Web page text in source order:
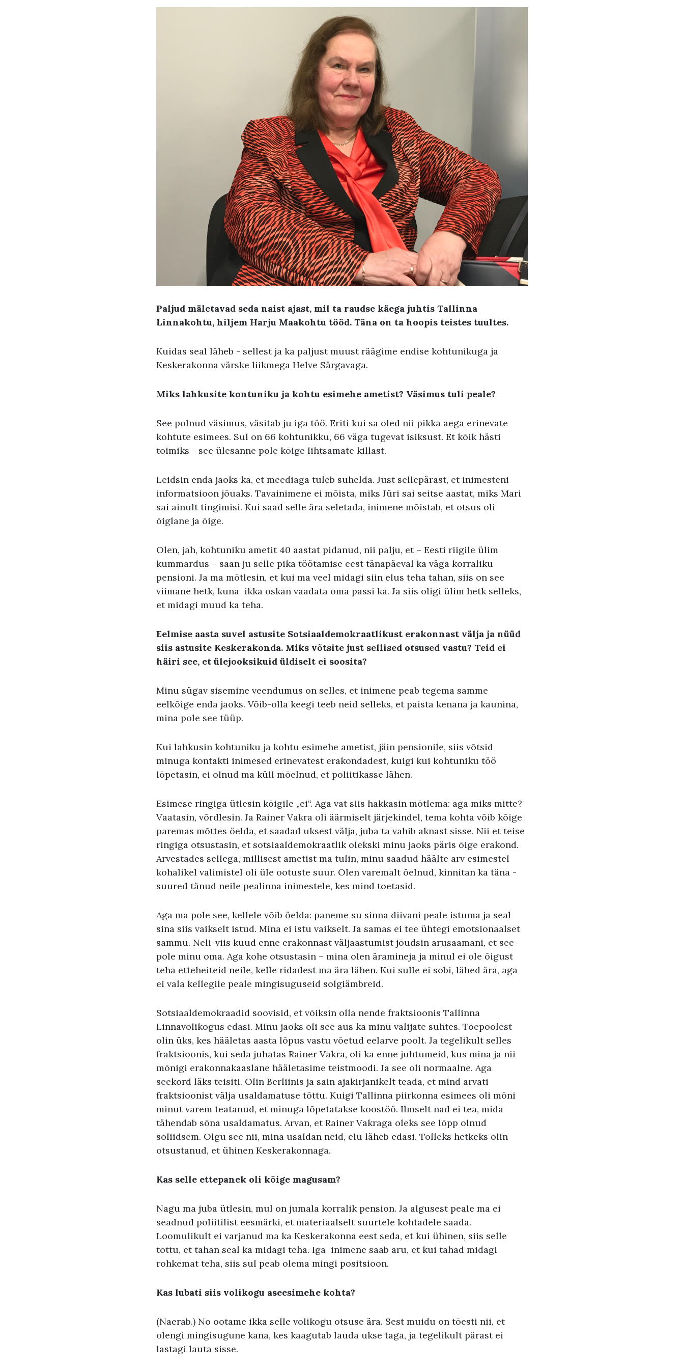
Paljud mäletavad seda naist ajast, mil ta raudse käega juhtis Tallinna
Linnakohtu, hiljem Harju Maakohtu tööd. Täna on ta hoopis teistes tuultes.
Kuidas seal läheb - sellest ja ka paljust muust räägime endise kohtunikuga ja
Keskerakonna värske liikmega Helve Särgavaga.
Miks lahkusite kontuniku ja kohtu esimehe ametist? Väsimus tuli peale?
See polnud väsimus, väsitab ju iga töö. Eriti kui sa oled nii pikka aega erinevate
kohtute esimees. Sul on 66 kohtunikku, 66 väga tugevat isiksust. Et kõik hästi
toimiks - see ülesanne pole kõige lihtsamate killast.
Leidsin enda jaoks ka, et meediaga tuleb suhelda. Just sellepärast, et inimesteni
informatsioon jõuaks. Tavainimene ei mõista, miks Jüri sai seitse aastat, miks Mari
sai ainult tingimisi. Kui saad selle ära seletada, inimene mõistab, et otsus oli
õiglane ja õige.
Olen, jah, kohtuniku ametit 40 aastat pidanud, nii palju, et – Eesti riigile ülim
kummardus – saan ju selle pika töötamise eest tänapäeval ka väga korraliku
pensioni. Ja ma mõtlesin, et kui ma veel midagi siin elus teha tahan, siis on see
viimane hetk, kuna ikka oskan vaadata oma passi ka. Ja siis oligi ülim hetk selleks,
et midagi muud ka teha.
Eelmise aasta suvel astusite Sotsiaaldemokraatlikust erakonnast välja ja nüüd
siis astusite Keskerakonda. Miks võtsite just sellised otsused vastu? Teid ei
häiri see, et ülejooksikuid üldiselt ei soosita?
Minu sügav sisemine veendumus on selles, et inimene peab tegema samme
eelkõige enda jaoks. Võib-olla keegi teeb neid selleks, et paista kenana ja kaunina,
mina pole see tüüp.
Kui lahkusin kohtuniku ja kohtu esimehe ametist, jäin pensionile, siis võtsid
minuga kontakti inimesed erinevatest erakondadest, kuigi kui kohtuniku töö
lõpetasin, ei olnud ma küll mõelnud, et poliitikasse lähen.
Esimese ringiga ütlesin kõigile „ei“. Aga vat siis hakkasin mõtlema: aga miks mitte?
Vaatasin, võrdlesin. Ja Rainer Vakra oli äärmiselt järjekindel, tema kohta võib kõige
paremas mõttes öelda, et saadad uksest välja, juba ta vahib aknast sisse. Nii et teise
ringiga otsustasin, et sotsiaaldemokraatlik olekski minu jaoks päris õige erakond.
Arvestades sellega, millisest ametist ma tulin, minu saadud häälte arv esimestel
kohalikel valimistel oli üle ootuste suur. Olen varemalt öelnud, kinnitan ka täna -
suured tänud neile pealinna inimestele, kes mind toetasid.
Aga ma pole see, kellele võib öelda: paneme su sinna diivani peale istuma ja seal
sina siis vaikselt istud. Mina ei istu vaikselt. Ja samas ei tee ühtegi emotsionaalset
sammu. Neli-viis kuud enne erakonnast väljaastumist jõudsin arusaamani, et see
pole minu oma. Aga kohe otsustasin – mina olen äramineja ja minul ei ole õigust
teha etteheiteid neile, kelle ridadest ma ära lähen. Kui sulle ei sobi, lähed ära, aga
ei vala kellegile peale mingisuguseid solgiämbreid.
Sotsiaaldemokraadid soovisid, et võiksin olla nende fraktsioonis Tallinna
Linnavolikogus edasi. Minu jaoks oli see aus ka minu valijate suhtes. Tõepoolest
olin üks, kes hääletas aasta lõpus vastu võetud eelarve poolt. Ja tegelikult selles
fraktsioonis, kui seda juhatas Rainer Vakra, oli ka enne juhtumeid, kus mina ja nii
mõnigi erakonnakaaslane hääletasime teistmoodi. Ja see oli normaalne. Aga
seekord läks teisiti. Olin Berliinis ja sain ajakirjanikelt teada, et mind arvati
fraktsioonist välja usaldamatuse tõttu. Kuigi Tallinna piirkonna esimees oli mõni
minut varem teatanud, et minuga lõpetatakse koostöö. Ilmselt nad ei tea, mida
tähendab sõna usaldamatus. Arvan, et Rainer Vakraga oleks see lõpp olnud
soliidsem. Olgu see nii, mina usaldan neid, elu läheb edasi. Tolleks hetkeks olin
otsustanud, et ühinen Keskerakonnaga.
Kas selle ettepanek oli kõige magusam?
Nagu ma juba ütlesin, mul on jumala korralik pension. Ja algusest peale ma ei
seadnud poliitilist eesmärki, et materiaalselt suurtele kohtadele saada.
Loomulikult ei varjanud ma ka Keskerakonna eest seda, et kui ühinen, siis selle
tõttu, et tahan seal ka midagi teha. Iga inimene saab aru, et kui tahad midagi
rohkemat teha, siis sul peab olema mingi positsioon.
Kas lubati siis volikogu aseesimehe kohta?
(Naerab.) No ootame ikka selle volikogu otsuse ära. Sest muidu on tõesti nii, et
olengi mingisugune kana, kes kaagutab lauda ukse taga, ja tegelikult pärast ei
lastagi lauta sisse.